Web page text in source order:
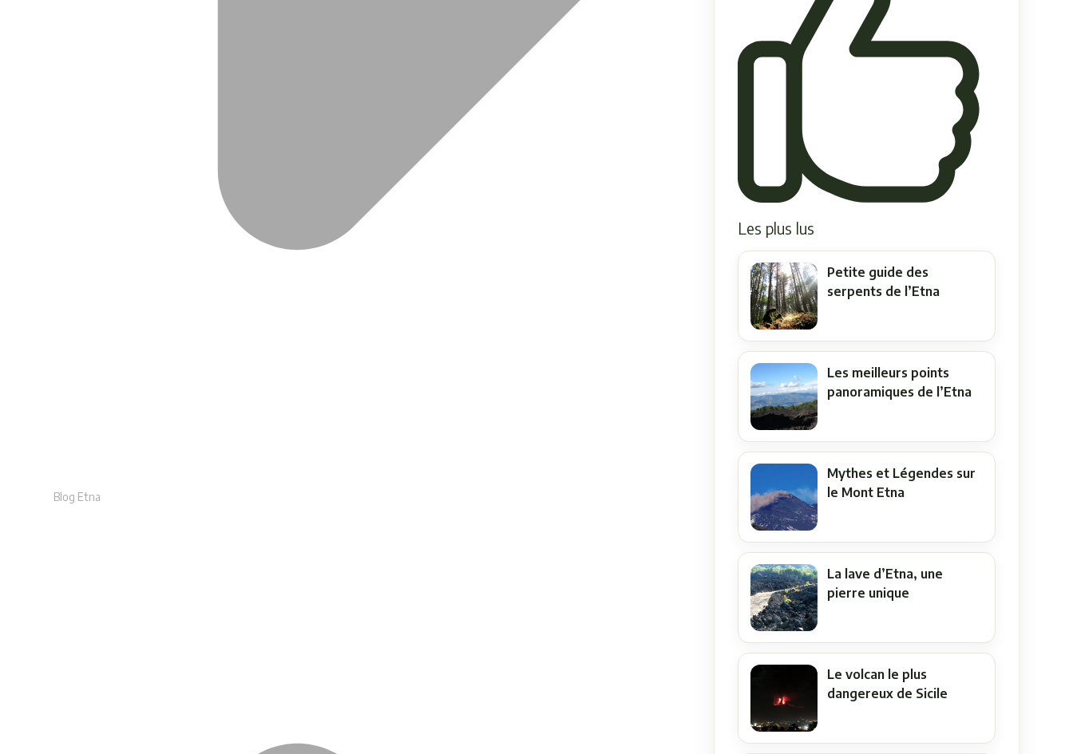
Blog Etna
Les plus lus
Petite guide des
serpents de l’Etna
Les meilleurs points
panoramiques de l’Etna
Mythes et Légendes sur
le Mont Etna
La lave d’Etna, une
pierre unique
Le volcan le plus
dangereux de Sicile